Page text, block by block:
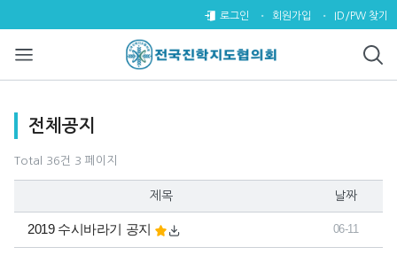
전체공지 3 페이지 로그인 회원가입 ID/PW 찾기
전체공지
Total 36건 3 페이지
제목 날짜
2019 수시바라기 공지 06-11